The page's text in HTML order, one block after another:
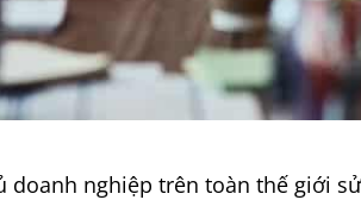
doanh nghiệp trên toàn thế giới